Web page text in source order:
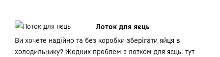
Лоток для яєць
Ви хочете надійно та без коробки зберігати яйця в
холодильнику? Жодних проблем з лотком для яєць: тут